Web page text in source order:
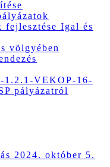
fejlesztése Igal és
völgyében
1.2.1-VEKOP-16-
pályázatról
2024. október 5.